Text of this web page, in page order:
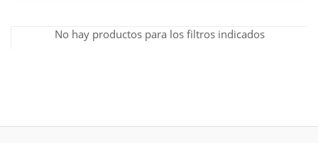
No hay productos para los filtros indicados